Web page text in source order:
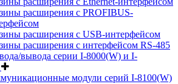
расширения с PROFIBUS-
расширения с USB-интерфейсом
расширения с интерфейсом RS-485
вывода серии I-8000(W) и I-
модули серий I-8100(W)